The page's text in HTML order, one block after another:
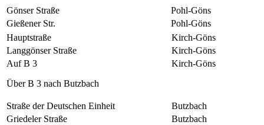
Gönser Straße
Pohl-Göns
Gießener Str.
Pohl-Göns
Hauptstraße
Kirch-Göns
Langgönser Straße
Kirch-Göns
Auf B 3
Über B 3 nach Butzbach
Kirch-Göns
Straße der Deutschen Einheit
Butzbach
Griedeler Straße
Butzbach